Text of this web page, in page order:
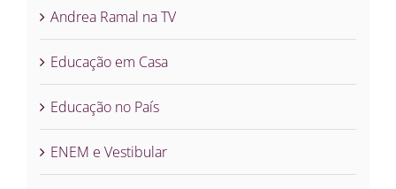
Andrea Ramal na TV
Educação em Casa
Educação no País
ENEM e Vestibular